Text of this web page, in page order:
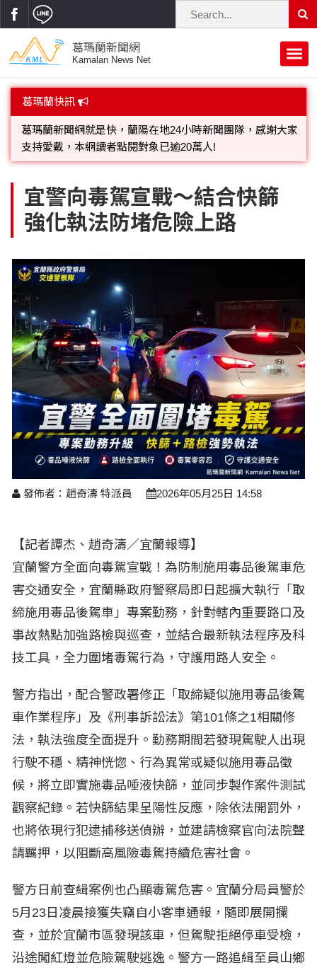
葛瑪蘭新聞網
Kamalan News Net
首頁
蘭陽大代誌
府會議題
街坊大小事
交通警消
校園動態
原住民動態
軍事新聞
立法院
黨政新聞
選舉新聞
總統大選
縣市長選舉
議員民代選舉
鄉鎮長村里長選舉
五合一選舉
溫馨關懷
公益行善
溫馨關懷
民俗薪傳
藝文展覽
專題講座
水色流光映城東～名家齊聚展藝風
時尚你我他
休閒旅遊
時尚行業
景點介紹
醫療養生
醫藥新訊
衞生保健
【博愛醫療公益服務隊】專欄
產業科技
科技新知
產業招商
財經稅務
房產理財
我要爆料
網友爆料
檢舉投訴
活動專頁
讀者投稿
全國運動會
宜蘭綠色博覽會
運動賽事
葛瑪蘭快訊
葛瑪蘭新聞網就是快，蘭陽在地24小時新聞團隊，感謝大家
支持愛戴，本網讀者點閱對象已逾20萬人!
網;詳洽各記者或聯繫：0910-259565洽詢。
宜警向毒駕宣戰～結合快篩
強化執法防堵危險上路
發佈者：趙奇濤 特派員 2026年05月25日 14:58
【記者譚杰、趙奇濤／宜蘭報導】
宜蘭警方全面向毒駕宣戰！為防制施用毒品後駕車危
害交通安全，宜蘭縣政府警察局即日起擴大執行「取
締施用毒品後駕車」專案勤務，針對轄內重要路口及
事故熱點加強路檢與巡查，並結合最新執法程序及科
技工具，全力圍堵毒駕行為，守護用路人安全。
警方指出，配合警政署修正「取締疑似施用毒品後駕
車作業程序」及《刑事訴訟法》第101條之1相關修
法，執法強度全面提升。勤務期間若發現駕駛人出現
行駛不穩、精神恍惚、行為異常或疑似施用毒品徵
候，將立即實施毒品唾液快篩，並同步製作案件測試
觀察紀錄。若快篩結果呈陽性反應，除依法開罰外，
也將依現行犯逮捕移送偵辦，並建請檢察官向法院聲
請羈押，以阻斷高風險毒駕持續危害社會。
警方日前查緝案例也凸顯毒駕危害。宜蘭分局員警於
5月23日凌晨接獲失竊自小客車通報，隨即展開攔
查，並於宜蘭市區發現該車，但駕駛拒絕停車受檢，
沿途闖紅燈並危險駕駛逃逸。警方一路追緝至員山鄉